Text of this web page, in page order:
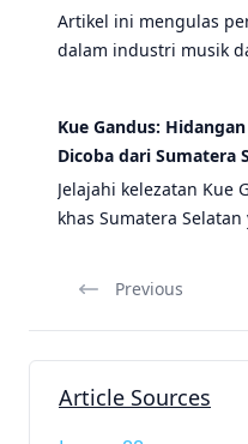
Artikel ini mengulas
dalam industri musik
budaya Sumatera
khasnya.
Kue Gandus:
Dicoba dari Sumatera
Jelajahi kelezatan Kue
khas Sumatera
Previous
Article Sources